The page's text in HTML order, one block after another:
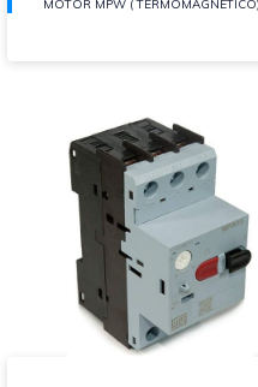
MOTOR MPW (